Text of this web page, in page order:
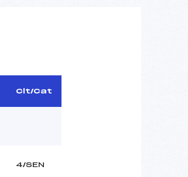
Clt/Cat
4/SEN